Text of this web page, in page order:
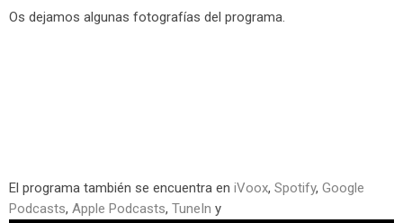
Os dejamos algunas fotografías del programa.
El programa también se encuentra en iVoox, Spotify, Google
Podcasts, Apple Podcasts, TuneIn y